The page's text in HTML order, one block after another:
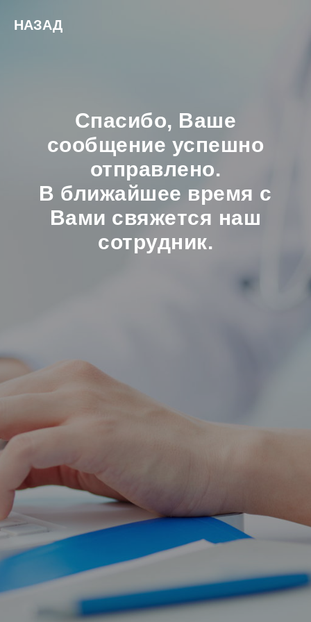
НАЗАД
Спасибо, Ваше
сообщение успешно
отправлено.
В ближайшее время с
Вами свяжется наш
сотрудник.